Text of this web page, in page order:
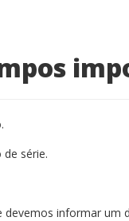
série.
informar um